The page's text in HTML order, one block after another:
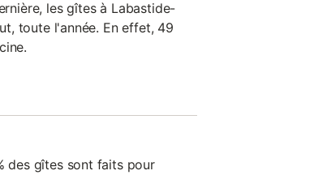
les gîtes à Labastide-
toute l'année. En effet, 49
des gîtes sont faits pour